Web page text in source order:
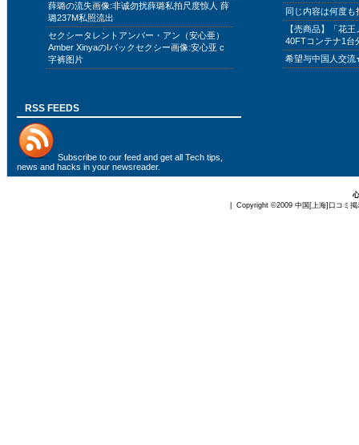
薛璐の流失画像:非诚勿扰薛璐私拍尺度惊人 薛
璐237M私照流出
セクシータレントアンバー・アン（安心亜）
Amber XinyaのIバックセクシー画像:安心亚 c
字裤图片
同じ内容は何度
【売商品】「花
40FTコンテナ1台
希望与中国人交
RSS FEEDS
Subscribe to our feed and get all Tech tips,
news and hacks in your newsreader.
| Copyright ©2009 中国[上海]口コミ掲